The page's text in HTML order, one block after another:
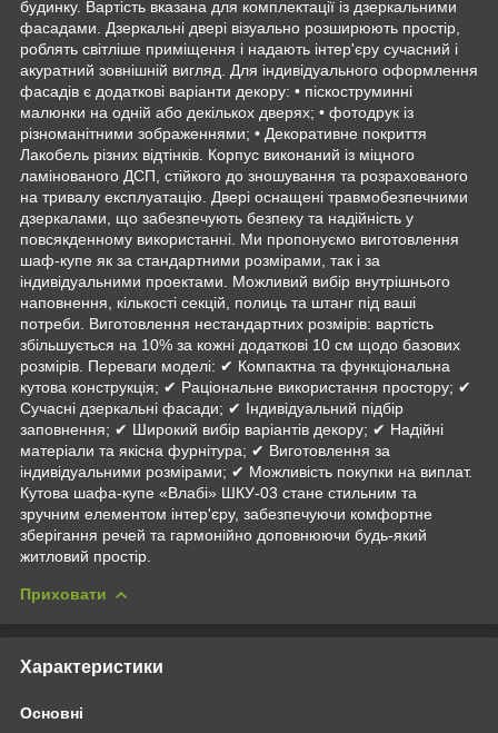
будинку. Вартість вказана для комплектації із дзеркальними
фасадами. Дзеркальні двері візуально розширюють простір,
роблять світліше приміщення і надають інтер'єру сучасний і
акуратний зовнішній вигляд. Для індивідуального оформлення
фасадів є додаткові варіанти декору: • піскоструминні
малюнки на одній або декількох дверях; • фотодрук із
різноманітними зображеннями; • Декоративне покриття
Лакобель різних відтінків. Корпус виконаний із міцного
ламінованого ДСП, стійкого до зношування та розрахованого
на тривалу експлуатацію. Двері оснащені травмобезпечними
дзеркалами, що забезпечують безпеку та надійність у
повсякденному використанні. Ми пропонуємо виготовлення
шаф-купе як за стандартними розмірами, так і за
індивідуальними проектами. Можливий вибір внутрішнього
наповнення, кількості секцій, полиць та штанг під ваші
потреби. Виготовлення нестандартних розмірів: вартість
збільшується на 10% за кожні додаткові 10 см щодо базових
розмірів. Переваги моделі: ✔ Компактна та функціональна
кутова конструкція; ✔ Раціональне використання простору; ✔
Сучасні дзеркальні фасади; ✔ Індивідуальний підбір
заповнення; ✔ Широкий вибір варіантів декору; ✔ Надійні
матеріали та якісна фурнітура; ✔ Виготовлення за
індивідуальними розмірами; ✔ Можливість покупки на виплат.
Кутова шафа-купе «Влабі» ШКУ-03 стане стильним та
зручним елементом інтер'єру, забезпечуючи комфортне
зберігання речей та гармонійно доповнюючи будь-який
житловий простір.
Приховати
Характеристики
Основні